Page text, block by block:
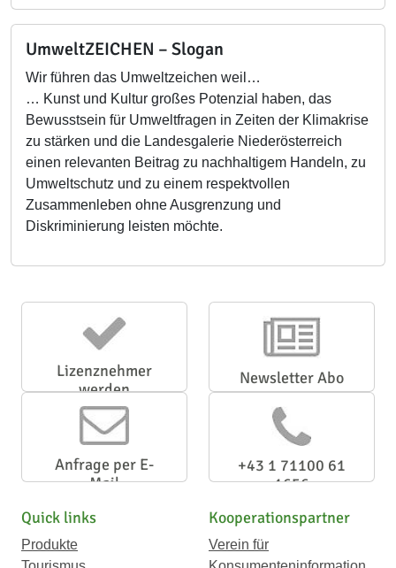
UmweltZEICHEN – Slogan
Wir führen das Umweltzeichen weil…
… Kunst und Kultur großes Potenzial haben, das
Bewusstsein für Umweltfragen in Zeiten der Klimakrise
zu stärken und die Landesgalerie Niederösterreich
einen relevanten Beitrag zu nachhaltigem Handeln, zu
Umweltschutz und zu einem respektvollen
Zusammenleben ohne Ausgrenzung und
Diskriminierung leisten möchte.
Lizenznehmer
werden
Newsletter Abo
Anfrage per E-
Mail
+43 1 71100 61
1656
Quick links
Produkte
Kooperationspartner
Verein für